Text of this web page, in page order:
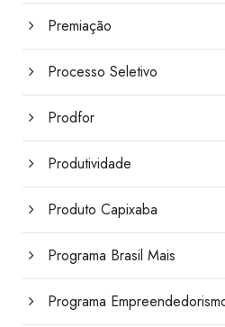
Premiação
Processo Seletivo
Prodfor
Produtividade
Produto Capixaba
Programa Brasil Mais
Programa